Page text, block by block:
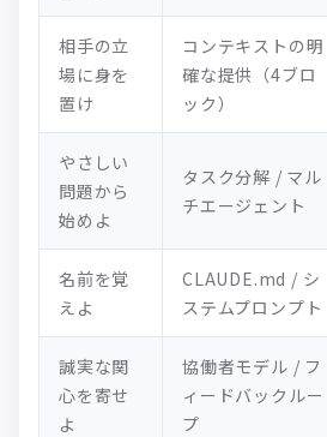
相手の立
場に身を
置け
コンテキストの明
確な提供（4ブロ
ック）
やさしい
問題から
始めよ
タスク分解 / マル
チエージェント
名前を覚
えよ
CLAUDE.md / シ
ステムプロンプト
誠実な関
心を寄せ
よ
協働者モデル / フ
ィードバックルー
プ